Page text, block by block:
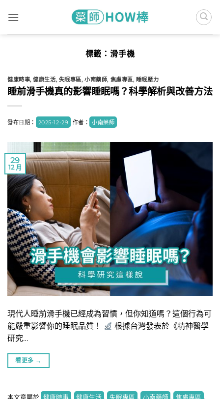
標籤： 滑手機
健康時事,健康生活, 失眠專區,小南藥師, 焦慮專區, 睡眠壓力
睡前滑手機真的影響睡眠嗎？科學解析與改善方法
發布日期： 2025-12-29 作者： 小南藥師
29
12 月
現代人睡前滑手機已經成為習慣，但你知道嗎？這個行為可
能嚴重影響你的睡眠品質！
根據台灣發表於《精神醫學
研究…
看更多 →
本文章屬於 健康時事 , 健康生活 , 失眠專區 , 小南藥師 , 焦慮專區 ,